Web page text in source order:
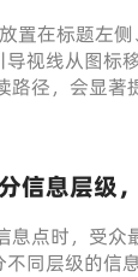
置在标题左
视线从图标
径，会显著
信息层级
息点时，受众
同层级的信息